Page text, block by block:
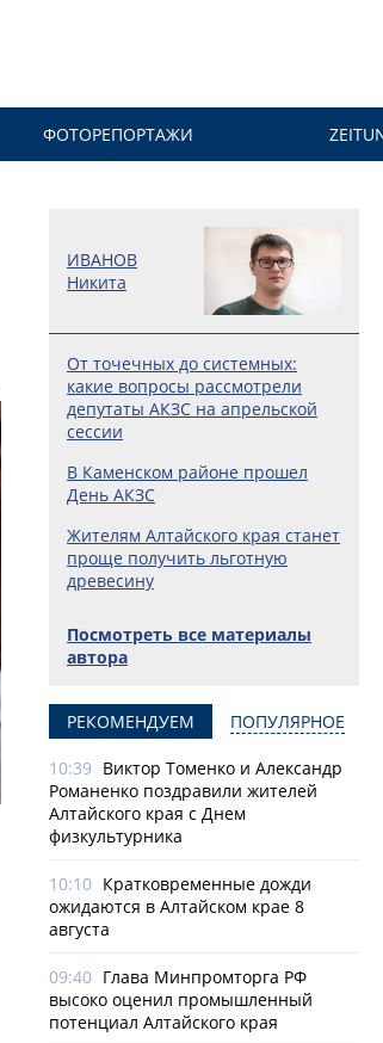
ФОТОРЕПОРТАЖИ
ИВАНОВ
Никита
От точечных до системных:
какие вопросы рассмотрели
депутаты АКЗС на апрельской
сессии
В Каменском районе прошел
День АКЗС
Жителям Алтайского края станет
проще получить льготную
древесину
Посмотреть все материалы
автора
РЕКОМЕНДУЕМ ПОПУЛЯРНОЕ
10:39 Виктор Томенко и Александр
Романенко поздравили жителей
Алтайского края с Днем
физкультурника
10:10 Кратковременные дожди
ожидаются в Алтайском крае 8
августа
09:40 Глава Минпромторга РФ
высоко оценил промышленный
потенциал Алтайского края